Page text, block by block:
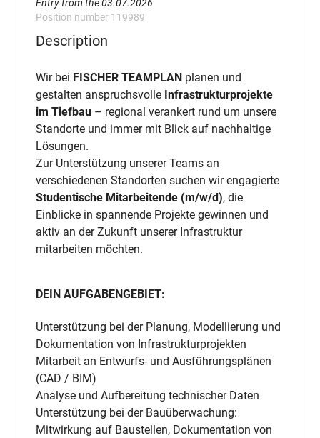
Entry from the 03.07.2026
Position number 119989
Description
Wir bei FISCHER TEAMPLAN planen und
gestalten anspruchsvolle Infrastrukturprojekte
im Tiefbau – regional verankert rund um unsere
Standorte und immer mit Blick auf nachhaltige
Lösungen.
Zur Unterstützung unserer Teams an
verschiedenen Standorten suchen wir engagierte
Studentische Mitarbeitende (m/w/d), die
Einblicke in spannende Projekte gewinnen und
aktiv an der Zukunft unserer Infrastruktur
mitarbeiten möchten.
DEIN AUFGABENGEBIET:
Unterstützung bei der Planung, Modellierung und
Dokumentation von Infrastrukturprojekten
Mitarbeit an Entwurfs- und Ausführungsplänen
(CAD / BIM)
Analyse und Aufbereitung technischer Daten
Unterstützung bei der Bauüberwachung:
Mitwirkung auf Baustellen, Dokumentation von